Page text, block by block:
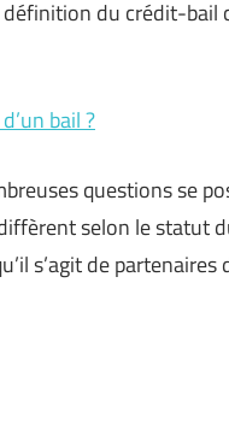
définition du crédit-
bail ?
questions se
selon le statut
s’agit de